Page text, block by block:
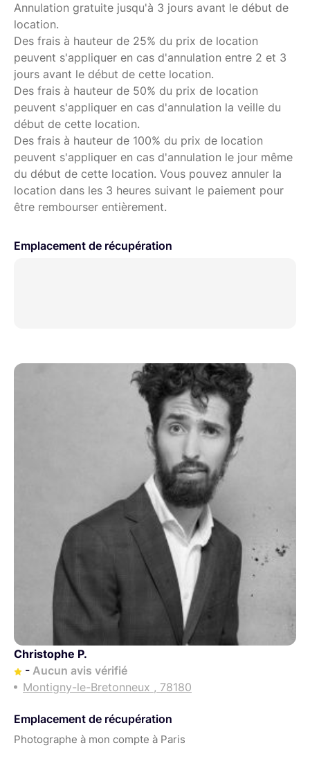
OLED et Wide Gamut
Résolution de l' écran : 1024x768 pixels ou plus.
Carte vidéo: MAC: derniers pilotes pour carte vidéo
installés; WINDOWS: les derniers drivers pour la
carte vidéo installée, le support à affichage double
nécessite soit 2 cartes vidéo, soit une carte vidéo à
double tête qui prend en charge les LUT de vidéo
double chargés
Langues prises en charge: Chinese (Simplified),
English, French, German, Italian, Japanese, Korean,
Portuguese, Spanish
Annulation gratuite jusqu'à 3 jours avant le début de
location.
Des frais à hauteur de 25% du prix de location
peuvent s'appliquer en cas d'annulation entre 2 et 3
jours avant le début de cette location.
Des frais à hauteur de 50% du prix de location
peuvent s'appliquer en cas d'annulation la veille du
début de cette location.
Des frais à hauteur de 100% du prix de location
peuvent s'appliquer en cas d'annulation le jour même
du début de cette location. Vous pouvez annuler la
location dans les 3 heures suivant le paiement pour
être rembourser entièrement.
Emplacement de récupération
Christophe P.
- Aucun avis vérifié
Montigny-le-Bretonneux , 78180
Emplacement de récupération
Photographe à mon compte à Paris